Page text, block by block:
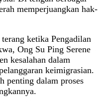
memperjuangkan hak-
ketika Pengadilan
Ong Su Ping Serene
kesalahan dalam
keimigrasian.
penting dalam proses